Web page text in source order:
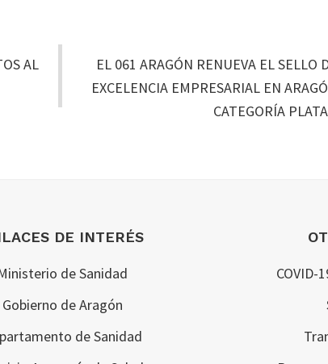
AL
EL 061 ARAGÓN RENUEVA EL SELLO
EXCELENCIA EMPRESARIAL EN
CATEGORÍA PLATA
DE INTERÉS
de Sanidad
Gobierno de Aragón
de Sanidad
COVID-